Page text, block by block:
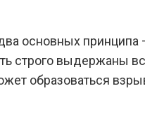
основных
строго выдержаны
образоваться